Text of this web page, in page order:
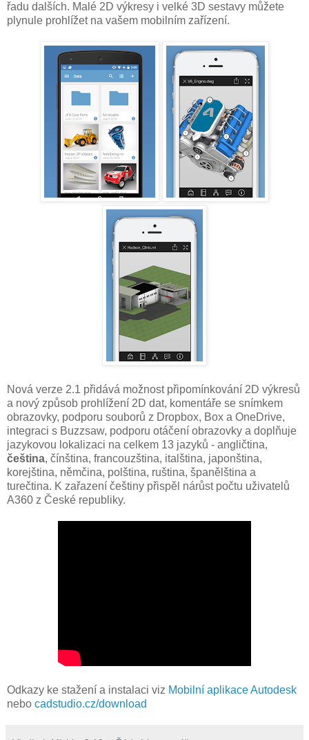
řadu dalších. Malé 2D výkresy i velké 3D sestavy můžete
plynule prohlížet na vašem mobilním zařízení.
Nová verze 2.1 přidává možnost připomínkování 2D výkresů
a nový způsob prohlížení 2D dat, komentáře se snímkem
obrazovky, podporu souborů z Dropbox, Box a OneDrive,
integraci s Buzzsaw, podporu otáčení obrazovky a doplňuje
jazykovou lokalizaci na celkem 13 jazyků - angličtina,
čeština, čínština, francouzština, italština, japonština,
korejština, němčina, polština, ruština, španělština a
turečtina. K zařazení češtiny přispěl nárůst počtu uživatelů
A360 z České republiky.
Odkazy ke stažení a instalaci viz Mobilní aplikace Autodesk
nebo cadstudio.cz/download